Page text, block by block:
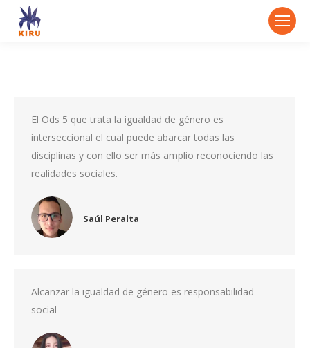
El Ods 5 que trata la igualdad de género es
interseccional el cual puede abarcar todas las
disciplinas y con ello ser más amplio reconociendo las
realidades sociales.
Saúl Peralta
Alcanzar la igualdad de género es responsabilidad
social